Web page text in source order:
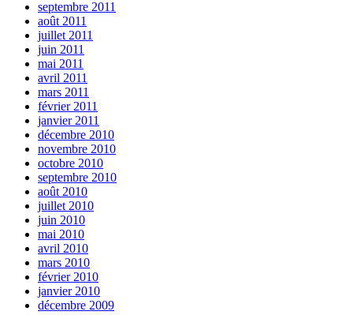
septembre 2011
août 2011
juillet 2011
juin 2011
mai 2011
avril 2011
mars 2011
février 2011
janvier 2011
décembre 2010
novembre 2010
octobre 2010
septembre 2010
août 2010
juillet 2010
juin 2010
mai 2010
avril 2010
mars 2010
février 2010
janvier 2010
décembre 2009